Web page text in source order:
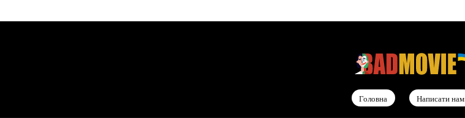
Головна Написати нам